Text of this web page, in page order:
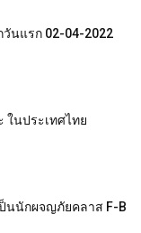
วันแรก 02-04-2022
ในประเทศไทย
นนักผจญภัยคลาส F-B